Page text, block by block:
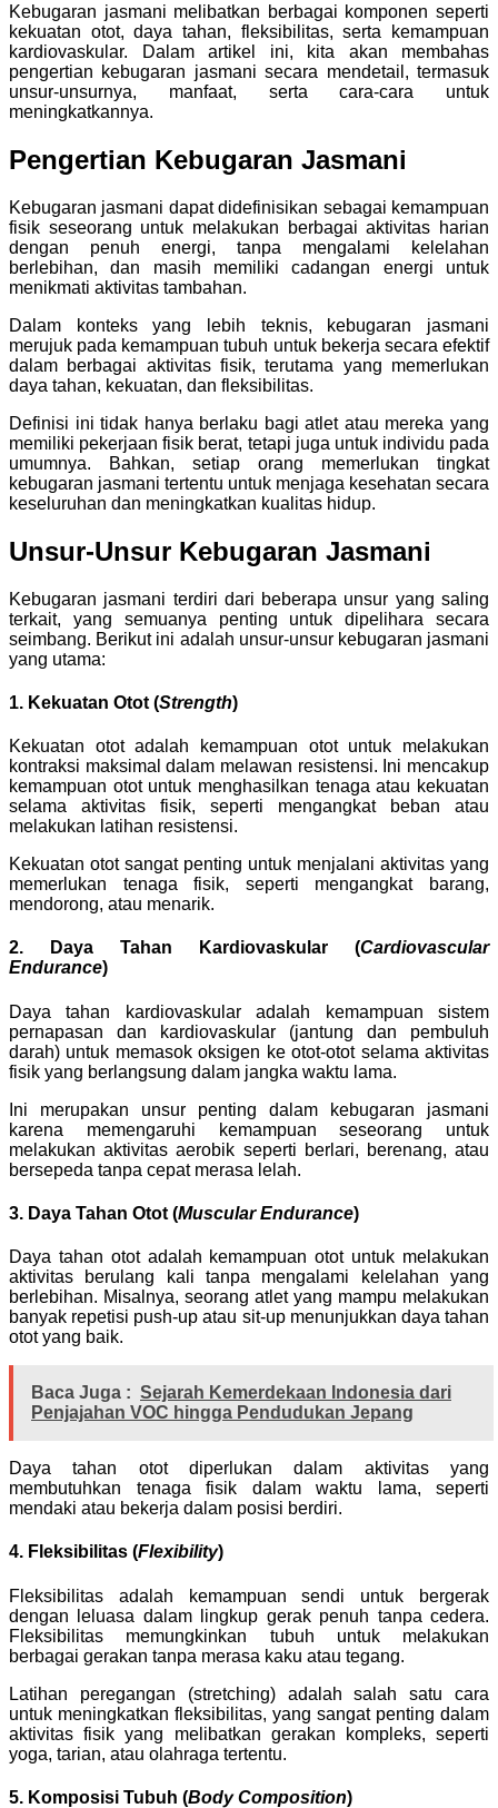
Kebugaran jasmani melibatkan berbagai komponen seperti
kekuatan otot, daya tahan, fleksibilitas, serta kemampuan
kardiovaskular. Dalam artikel ini, kita akan membahas
pengertian kebugaran jasmani secara mendetail, termasuk
unsur-unsurnya, manfaat, serta cara-cara untuk
meningkatkannya.
Pengertian Kebugaran Jasmani
Kebugaran jasmani dapat didefinisikan sebagai kemampuan
fisik seseorang untuk melakukan berbagai aktivitas harian
dengan penuh energi, tanpa mengalami kelelahan
berlebihan, dan masih memiliki cadangan energi untuk
menikmati aktivitas tambahan.
Dalam konteks yang lebih teknis, kebugaran jasmani
merujuk pada kemampuan tubuh untuk bekerja secara efektif
dalam berbagai aktivitas fisik, terutama yang memerlukan
daya tahan, kekuatan, dan fleksibilitas.
Definisi ini tidak hanya berlaku bagi atlet atau mereka yang
memiliki pekerjaan fisik berat, tetapi juga untuk individu pada
umumnya. Bahkan, setiap orang memerlukan tingkat
kebugaran jasmani tertentu untuk menjaga kesehatan secara
keseluruhan dan meningkatkan kualitas hidup.
Unsur-Unsur Kebugaran Jasmani
Kebugaran jasmani terdiri dari beberapa unsur yang saling
terkait, yang semuanya penting untuk dipelihara secara
seimbang. Berikut ini adalah unsur-unsur kebugaran jasmani
yang utama:
1. Kekuatan Otot (Strength)
Kekuatan otot adalah kemampuan otot untuk melakukan
kontraksi maksimal dalam melawan resistensi. Ini mencakup
kemampuan otot untuk menghasilkan tenaga atau kekuatan
selama aktivitas fisik, seperti mengangkat beban atau
melakukan latihan resistensi.
Kekuatan otot sangat penting untuk menjalani aktivitas yang
memerlukan tenaga fisik, seperti mengangkat barang,
mendorong, atau menarik.
2. Daya Tahan Kardiovaskular (Cardiovascular
Endurance)
Daya tahan kardiovaskular adalah kemampuan sistem
pernapasan dan kardiovaskular (jantung dan pembuluh
darah) untuk memasok oksigen ke otot-otot selama aktivitas
fisik yang berlangsung dalam jangka waktu lama.
Ini merupakan unsur penting dalam kebugaran jasmani
karena memengaruhi kemampuan seseorang untuk
melakukan aktivitas aerobik seperti berlari, berenang, atau
bersepeda tanpa cepat merasa lelah.
3. Daya Tahan Otot (Muscular Endurance)
Daya tahan otot adalah kemampuan otot untuk melakukan
aktivitas berulang kali tanpa mengalami kelelahan yang
berlebihan. Misalnya, seorang atlet yang mampu melakukan
banyak repetisi push-up atau sit-up menunjukkan daya tahan
otot yang baik.
Baca Juga : Sejarah Kemerdekaan Indonesia dari
Penjajahan VOC hingga Pendudukan Jepang
Daya tahan otot diperlukan dalam aktivitas yang
membutuhkan tenaga fisik dalam waktu lama, seperti
mendaki atau bekerja dalam posisi berdiri.
4. Fleksibilitas (Flexibility)
Fleksibilitas adalah kemampuan sendi untuk bergerak
dengan leluasa dalam lingkup gerak penuh tanpa cedera.
Fleksibilitas memungkinkan tubuh untuk melakukan
berbagai gerakan tanpa merasa kaku atau tegang.
Latihan peregangan (stretching) adalah salah satu cara
untuk meningkatkan fleksibilitas, yang sangat penting dalam
aktivitas fisik yang melibatkan gerakan kompleks, seperti
yoga, tarian, atau olahraga tertentu.
5. Komposisi Tubuh (Body Composition)